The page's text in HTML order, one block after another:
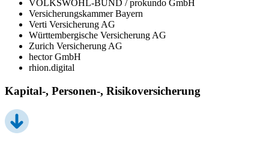
VOLKSWOHL-BUND / prokundo GmbH
Versicherungskammer Bayern
Verti Versicherung AG
Württembergische Versicherung AG
Zurich Versicherung AG
hector GmbH
rhion.digital
Kapital-, Personen-, Risikoversicherung